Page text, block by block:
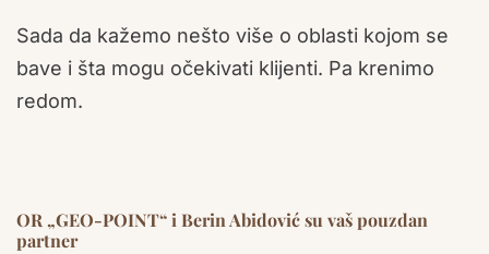
Sada da kažemo nešto više o oblasti kojom se
bave i šta mogu očekivati klijenti. Pa krenimo
redom.
OR „GEO-POINT“ i Berin Abidović su vaš pouzdan
partner